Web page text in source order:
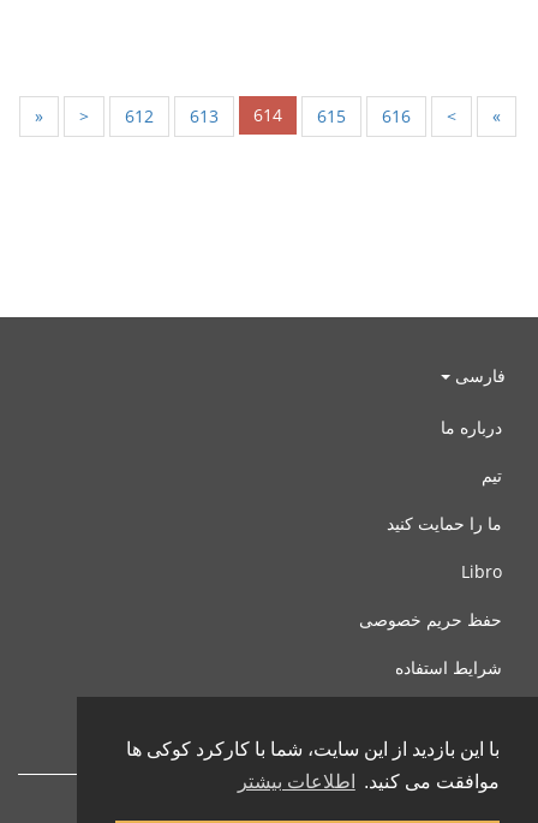
با این بازدید از این سایت، شما با کارکرد کوکی ها
موافقت می کنید.
اطلاعات بیشتر
« < 612 613 614 615 616 > »
فارسی
درباره ما
تیم
ما را حمایت کنید
Libro
حفظ حریم خصوصی
شرایط استفاده